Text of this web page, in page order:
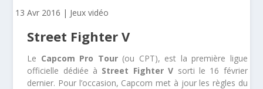
13 Avr 2016 | Jeux vidéo
Street Fighter V
Le Capcom Pro Tour(ou CPT), est la première ligue
officielle dédiée à Street Fighter V sorti le 16 février
dernier. Pour l’occasion, Capcom met à jour les règles du